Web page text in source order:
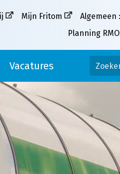
Mijn Fritom
Algemeen
Planning
Vacatures